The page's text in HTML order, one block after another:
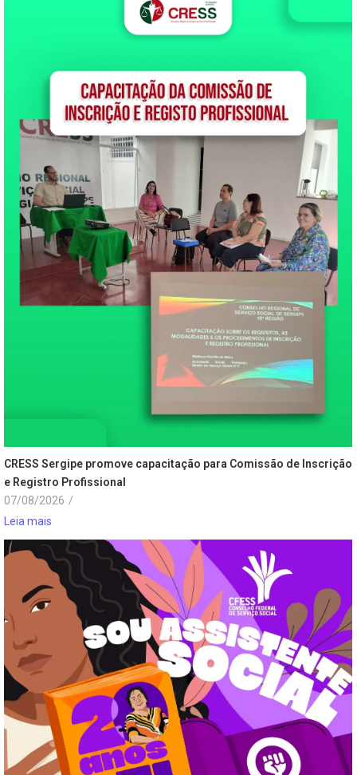
CRESS Sergipe promove capacitação para Comissão de Inscrição
e Registro Profissional
07/08/2026 /
Leia mais